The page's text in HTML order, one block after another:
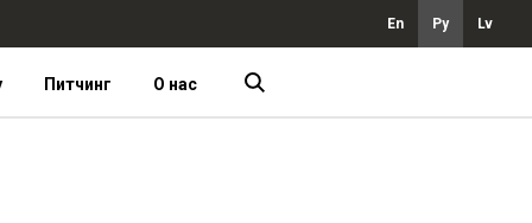
En Ру Lv
Питчинг О нас